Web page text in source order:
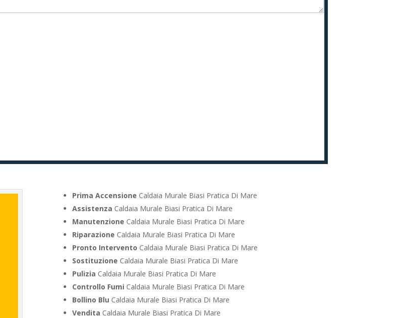
Prima Accensione Caldaia Murale Biasi Pratica Di Mare
Assistenza Caldaia Murale Biasi Pratica Di Mare
Manutenzione Caldaia Murale Biasi Pratica Di Mare
Riparazione Caldaia Murale Biasi Pratica Di Mare
Pronto Intervento Caldaia Murale Biasi Pratica Di Mare
Sostituzione Caldaia Murale Biasi Pratica Di Mare
Pulizia Caldaia Murale Biasi Pratica Di Mare
Controllo Fumi Caldaia Murale Biasi Pratica Di Mare
Bollino Blu Caldaia Murale Biasi Pratica Di Mare
Vendita Caldaia Murale Biasi Pratica Di Mare